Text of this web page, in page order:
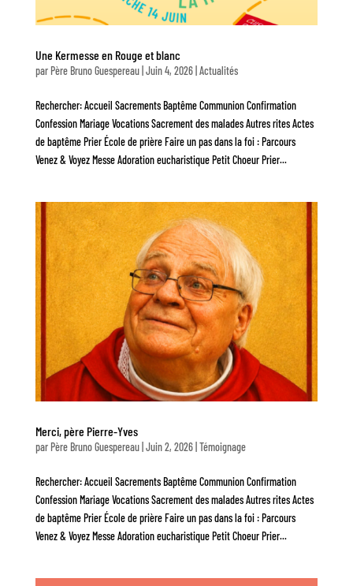
Une Kermesse en Rouge et blanc
par Père Bruno Guespereau| Juin 4, 2026| Actualités
Rechercher: Accueil Sacrements Baptême Communion Confirmation
Confession Mariage Vocations Sacrement des malades Autres rites Actes
de baptême Prier École de prière Faire un pas dans la foi : Parcours
Venez & Voyez Messe Adoration eucharistique Petit Choeur Prier...
Merci, père Pierre-Yves
par Père Bruno Guespereau| Juin 2, 2026| Témoignage
Rechercher: Accueil Sacrements Baptême Communion Confirmation
Confession Mariage Vocations Sacrement des malades Autres rites Actes
de baptême Prier École de prière Faire un pas dans la foi : Parcours
Venez & Voyez Messe Adoration eucharistique Petit Choeur Prier...